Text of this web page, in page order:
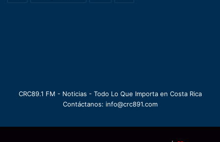
CRC89.1 FM - Noticias - Todo Lo Que Importa en Costa Rica
Contáctanos: info@crc891.com